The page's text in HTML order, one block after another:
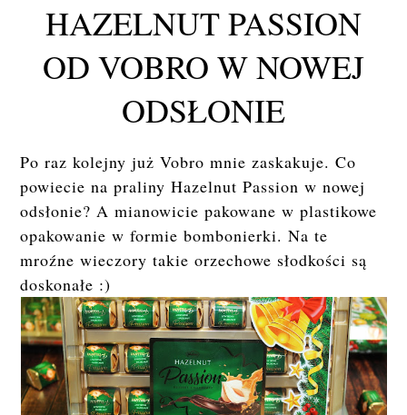
HAZELNUT PASSION
OD VOBRO W NOWEJ
ODSŁONIE
Po raz kolejny już Vobro mnie zaskakuje. Co
powiecie na praliny Hazelnut Passion w nowej
odsłonie? A mianowicie pakowane w plastikowe
opakowanie w formie bombonierki. Na te
mroźne wieczory takie orzechowe słodkości są
doskonałe :)